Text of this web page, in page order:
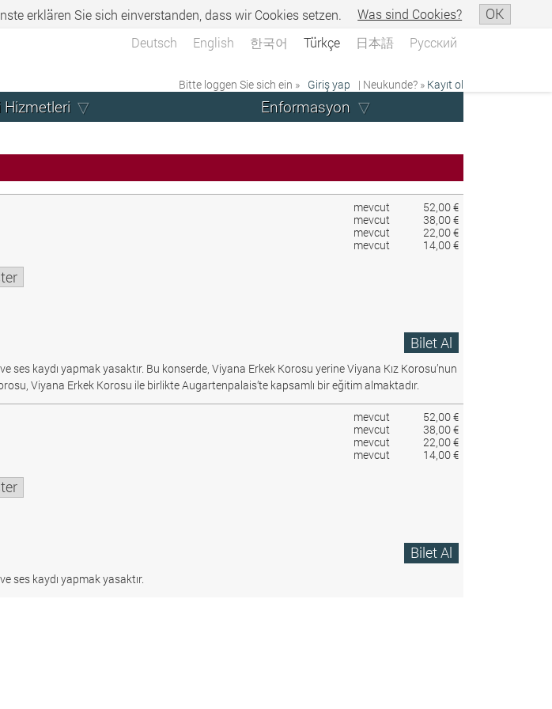
erklären Sie sich einverstanden, dass wir Cookies setzen. Was sind Cookies? OK
Deutsch English 한국어 Türkçe 日本語 Русский
Bitte loggen Sie sich ein » Giriş yap | Neukunde? » Kayıt ol
Enformasyon
mevcut
52,00 €
mevcut
38,00 €
mevcut
22,00 €
mevcut
14,00 €
Bilet Al
ses kaydı yapmak yasaktır. Bu konserde, Viyana Erkek Korosu yerine Viyana Kız Korosu’nun
Viyana Erkek Korosu ile birlikte Augartenpalais’te kapsamlı bir eğitim almaktadır.
mevcut
52,00 €
mevcut
38,00 €
mevcut
22,00 €
mevcut
14,00 €
Bilet Al
ses kaydı yapmak yasaktır.